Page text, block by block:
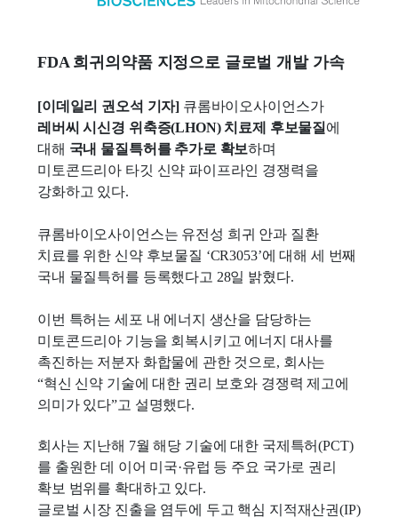
FDA 희귀의약품 지정으로 글로벌 개발 가속
[이데일리 권오석 기자] 큐롬바이오사이언스가
레버씨 시신경 위축증(LHON) 치료제 후보물질 에
대해 국내 물질특허를 추가로 확보하며
미토콘드리아 타깃 신약 파이프라인 경쟁력을
강화하고 있다.
큐롬바이오사이언스는 유전성 희귀 안과 질환
치료를 위한 신약 후보물질 ‘CR3053’에 대해 세 번째
국내 물질특허를 등록했다고 28일 밝혔다.
이번 특허는 세포 내 에너지 생산을 담당하는
미토콘드리아 기능을 회복시키고 에너지 대사를
촉진하는 저분자 화합물에 관한 것으로, 회사는
“혁신 신약 기술에 대한 권리 보호와 경쟁력 제고에
의미가 있다”고 설명했다.
회사는 지난해 7월 해당 기술에 대한 국제특허(PCT)
를 출원한 데 이어 미국·유럽 등 주요 국가로 권리
확보 범위를 확대하고 있다.
글로벌 시장 진출을 염두에 두고 핵심 지적재산권(IP)